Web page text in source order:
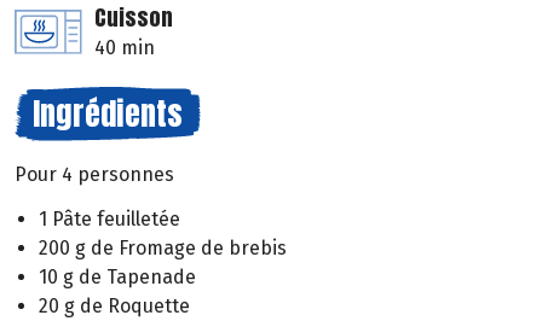
Cuisson
40 min
Ingrédients
Pour 4 personnes
1 Pâte feuilletée
200 g de Fromage de brebis
10 g de Tapenade
20 g de Roquette